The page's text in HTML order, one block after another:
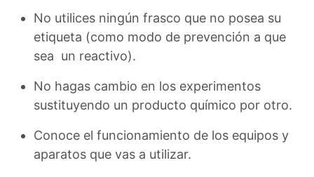
No utilices ningún frasco que no posea su
etiqueta (como modo de prevención a que
sea un reactivo).
No hagas cambio en los experimentos
sustituyendo un producto químico por otro.
Conoce el funcionamiento de los equipos y
aparatos que vas a utilizar.